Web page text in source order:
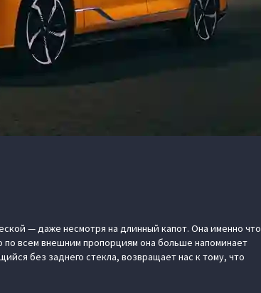
— даже несмотря на длинный капот. Она именно что
по всем внешним пропорциям она больше напоминает
без заднего стекла, возвращает нас к тому, что